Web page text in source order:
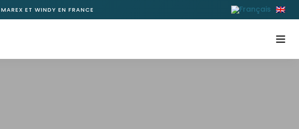
ET WINDY EN FRANCE
M